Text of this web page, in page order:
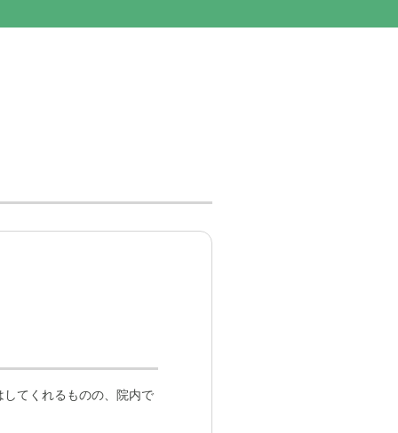
てくれるものの、院内で